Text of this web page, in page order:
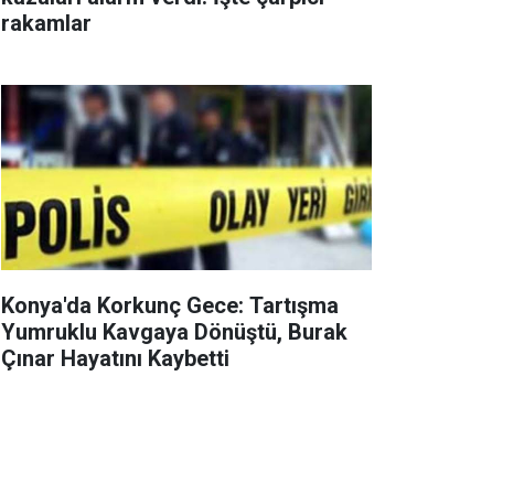
rakamlar
Konya'da Korkunç Gece: Tartışma
Yumruklu Kavgaya Dönüştü, Burak
Çınar Hayatını Kaybetti